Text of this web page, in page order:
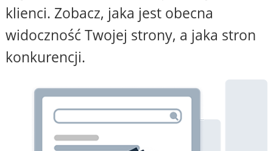
klienci. Zobacz, jaka jest obecna
widoczność Twojej strony, a jaka stron
konkurencji.